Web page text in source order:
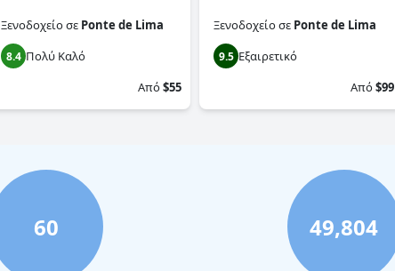
Ξενοδοχείοσε Ponte de Lima
8.4 Πολύ Καλό
Από$55
Ξενοδοχείοσε Ponte de Lima
9.5 Εξαιρετικό
Από$99
60 49,804